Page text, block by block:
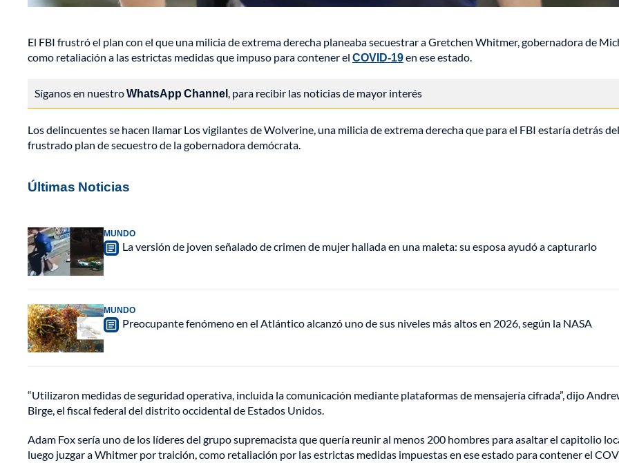
El FBI frustró el plan con el que una milicia de extrema derecha planeaba secuestrar a Gretchen Whitmer, gobernadora de
como retaliación a las estrictas medidas que impuso para contener el COVID-19en ese estado.
Síganos en nuestroWhatsApp Channel, para recibir las noticias de mayor interés
Los delincuentes se hacen llamar Los vigilantes de Wolverine, una milicia de extrema derecha que para el FBI estaría detrás del
frustrado plan de secuestro de la gobernadora demócrata.
Últimas Noticias
MUNDO
La versión de joven señalado de crimen de mujer hallada en una maleta: su esposa ayudó a capturarlo
MUNDO
Preocupante fenómeno en el Atlántico alcanzó uno de sus niveles más altos en 2026, según la NASA
“Utilizaron medidas de seguridad operativa, incluida la comunicación mediante plataformas de mensajería cifrada”, dijo
Birge, el fiscal federal del distrito occidental de Estados Unidos.
Adam Fox sería uno de los líderes del grupo supremacista que quería reunir al menos 200 hombres para asaltar el capitolio
luego juzgar a Whitmer por traición, como retaliación por las estrictas medidas impuestas en ese estado para contener el